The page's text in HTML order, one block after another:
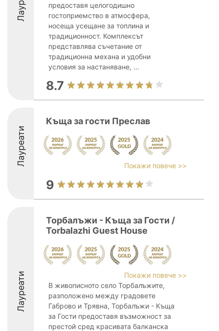
предоставя целогодишно
гостоприемство в атмосфера,
носеща усещане за топлина и
традиционност. Комплексът
представлява съчетание от
традиционна механа и удобни
условия за настаняване, ...
8.7
Лауреати
Къща за гости Преслав
Покажи повече >>
9
Лауреати
Торбалъжи - Къща за Гости /
Torbalazhi Guest House
Покажи повече >>
В живописното село Торбалъжите,
разположено между градовете
Габрово и Трявна, Торбалъжи - Къща
за Гости предоставя възможност за
престой сред красивата балканска